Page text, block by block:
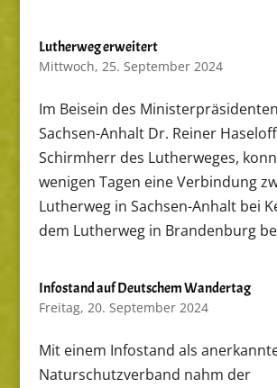
Lutherweg erweitert
Mittwoch, 25. September 2024
Im Beisein des
Sachsen-Anhalt Dr. Reiner
Schirmherr des Lutherweges,
wenigen Tagen eine Verbindung
Lutherweg in Sachsen-Anhalt bei
dem Lutherweg in Brandenburg
Infostand auf Deutschem Wandertag
Freitag, 20. September 2024
Mit einem Infostand als
Naturschutzverband nahm der